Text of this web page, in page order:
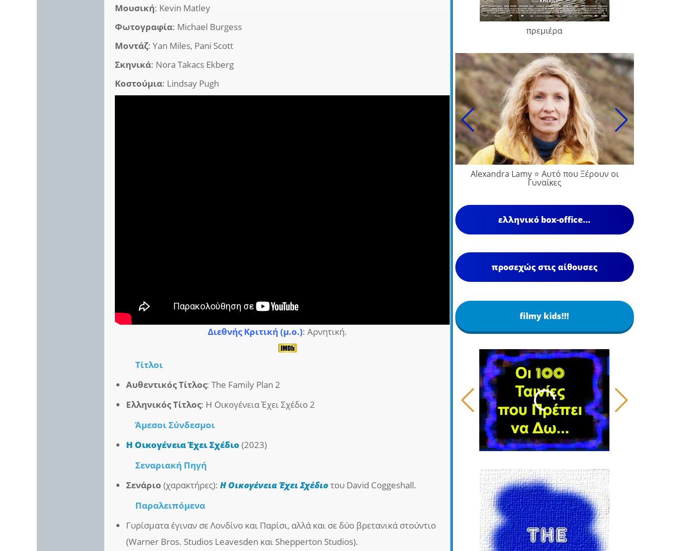
Μουσική: Kevin Matley
Φωτογραφία: Michael Burgess
Μοντάζ: Yan Miles, Pani Scott
Σκηνικά: Nora Takacs Ekberg
Κοστούμια: Lindsay Pugh
Διεθνής Κριτική (μ.ο.): Αρνητική.
Τίτλοι
Αυθεντικός Τίτλος: The Family Plan 2
Ελληνικός Τίτλος: Η Οικογένεια Έχει Σχέδιο 2
ΆμεσοιΣύνδεσμοι
Η Οικογένεια Έχει Σχέδιο (2023)
Σεναριακή Πηγή
Σενάριο(χαρακτήρες):Η Οικογένεια Έχει Σχέδιοτου David Coggeshall.
Παραλειπόμενα
Γυρίσματα έγιναν σε Λονδίνο και Παρίσι, αλλά και σε δύο βρετανικά στούντιο
(Warner Bros. Studios Leavesden και Shepperton Studios).
πρεμιέρα
Alexandra Lamy ⭐ Αυτό που Ξέρουν οι
Γυναίκες
ελληνικό box-office...
προσεχώς στις αίθουσες
filmy kids!!!